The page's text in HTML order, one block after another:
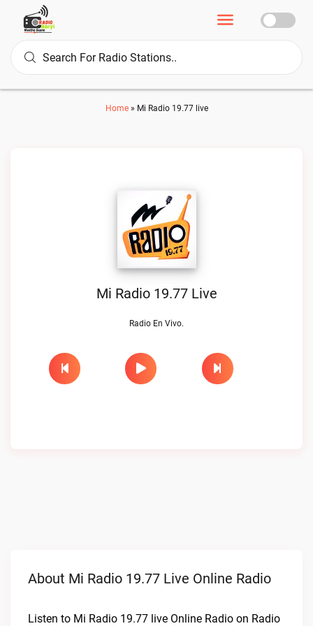
Home» Mi Radio 19.77 live
Mi Radio 19.77 Live
Radio En Vivo.
About Mi Radio 19.77 Live Online Radio
Listen to Mi Radio 19.77 live Online Radio on Radio